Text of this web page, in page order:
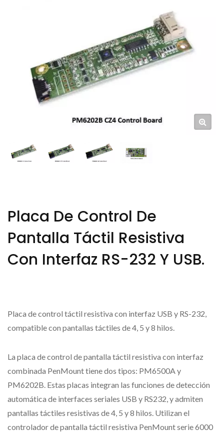
Placa De Control De
Pantalla Táctil Resistiva
Con Interfaz RS-232 Y USB.
Placa de control táctil resistiva con interfaz USB y RS-232,
compatible con pantallas táctiles de 4, 5 y 8 hilos.
La placa de control de pantalla táctil resistiva con interfaz
combinada PenMount tiene dos tipos: PM6500A y
PM6202B. Estas placas integran las funciones de detección
automática de interfaces seriales USB y RS232, y admiten
pantallas táctiles resistivas de 4, 5 y 8 hilos. Utilizan el
controlador de pantalla táctil resistiva PenMount serie 6000